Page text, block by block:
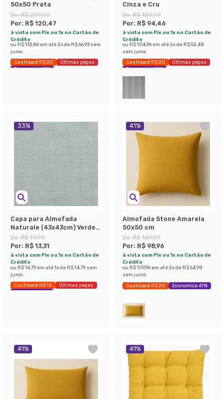
50x50 Prata
De:R$ 209,99
Por: R$ 120,47
à vista com Pix ou 1x no Cartão de
Crédito
ou R$ 133,86 em até2x de R$ 66,93 sem
juros
Cashback R$ 20
Últimas peças
Economize 42%
Cinza e Cru
De:R$ 159,99
Por: R$ 94,46
à vista com Pix ou 1x no Cartão de
Crédito
ou R$ 104,96 em até2x de R$ 52,48
sem juros
Cashback R$ 20
Últimas peças
Economize 40%
33%
Capa para Almofada
Naturale (43x43cm) Verde
Musgo
De:R$ 19,99
Por: R$ 13,31
à vista com Pix ou 1x no Cartão de
Crédito
ou R$ 14,79 em até1x de R$ 14,79 sem
juros
Cashback R$ 10
Últimas peças
Economize 33%
41%
Almofada Stone Amarela
50x50 cm
De:R$ 169,99
Por: R$ 98,96
à vista com Pix ou 1x no Cartão de
Crédito
ou R$ 109,96 em até2x de R$ 54,98
sem juros
Cashback R$ 20 Economize 41%
41% 41%